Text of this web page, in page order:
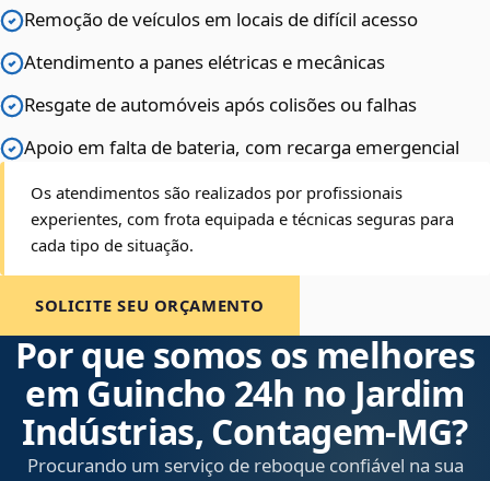
Remoção de veículos em locais de difícil acesso
Atendimento a panes elétricas e mecânicas
Resgate de automóveis após colisões ou falhas
Apoio em falta de bateria, com recarga emergencial
Os atendimentos são realizados por profissionais
experientes, com frota equipada e técnicas seguras para
cada tipo de situação.
SOLICITE SEU ORÇAMENTO
Por que somos os melhores
em Guincho 24h no Jardim
Indústrias, Contagem‑MG?
Procurando um serviço de reboque confiável na sua